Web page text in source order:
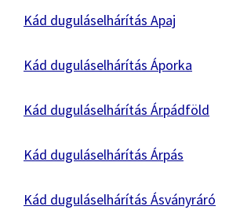
Kád duguláselhárítás Apaj
Kád duguláselhárítás Áporka
Kád duguláselhárítás Árpádföld
Kád duguláselhárítás Árpás
Kád duguláselhárítás Ásványráró